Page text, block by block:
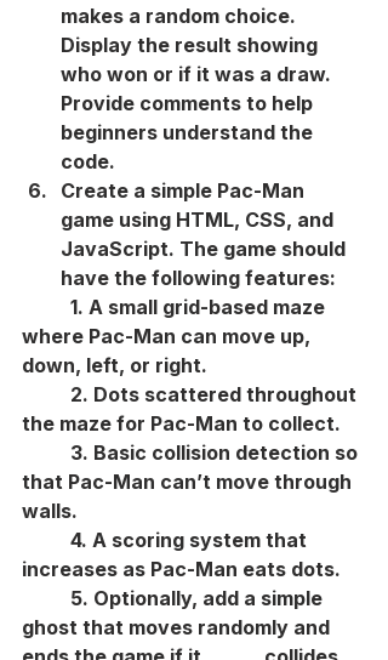
makes a random choice.
Display the result showing
who won or if it was a draw.
Provide comments to help
beginners understand the
code.
Create a simple Pac-Man
game using HTML, CSS, and
JavaScript. The game should
have the following features:
where Pac-Man can move up,
down, left, or right.
the maze for Pac-Man to collect.
that Pac-Man can’t move through
walls.
increases as Pac-Man eats dots.
ghost that moves randomly and